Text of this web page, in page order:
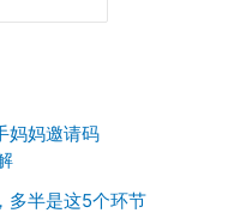
妈妈邀请码
多半是这5个环节